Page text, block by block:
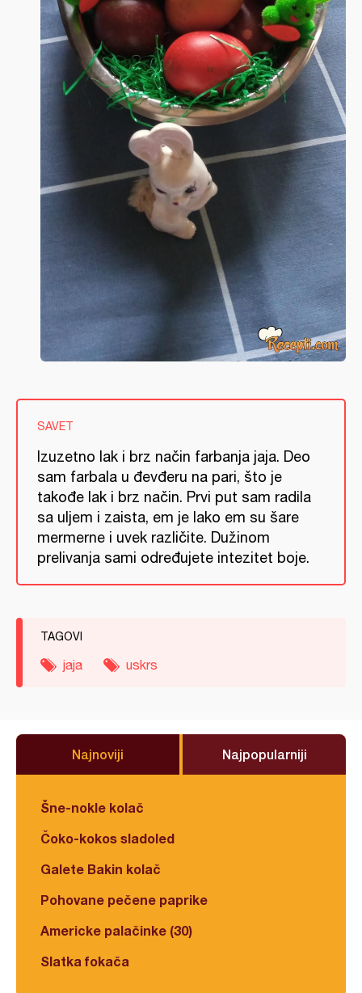
SAVET
Izuzetno lak i brz način farbanja jaja. Deo
sam farbala u đevđeru na pari, što je
takođe lak i brz način. Prvi put sam radila
sa uljem i zaista, em je lako em su šare
mermerne i uvek različite. Dužinom
prelivanja sami određujete intezitet boje.
TAGOVI
jaja uskrs
Najnoviji Najpopularniji
Šne-nokle kolač
Čoko-kokos sladoled
Galete Bakin kolač
Pohovane pečene paprike
Americke palačinke (30)
Slatka fokača